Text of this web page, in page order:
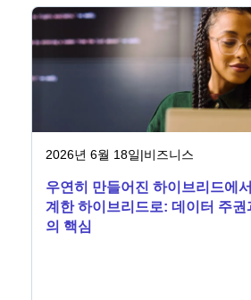
2026년 6월 18일|비즈니스
우연히 만들어진 하이브리드에
계한 하이브리드로: 데이터 주권
의 핵심